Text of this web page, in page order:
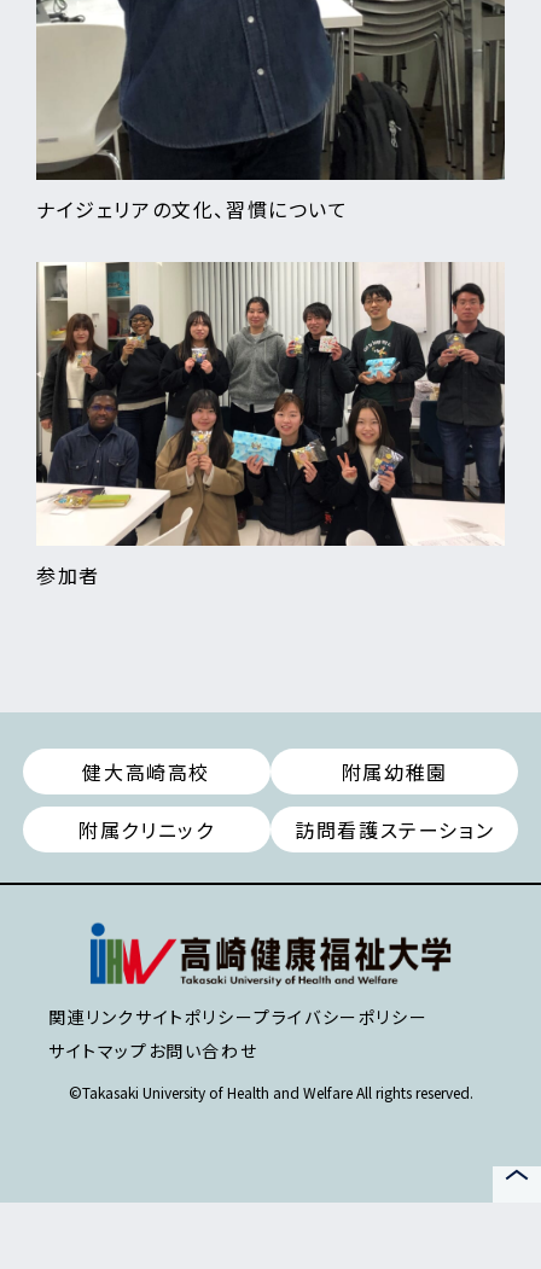
ナイジェリアの文化、習慣について
参加者
健大高崎高校
附属幼稚園
附属クリニック
訪問看護ステーション
関連リンク サイトポリシープライバシーポリシー
サイトマップ お問い合わせ
©Takasaki University of Health and Welfare All rights reserved.